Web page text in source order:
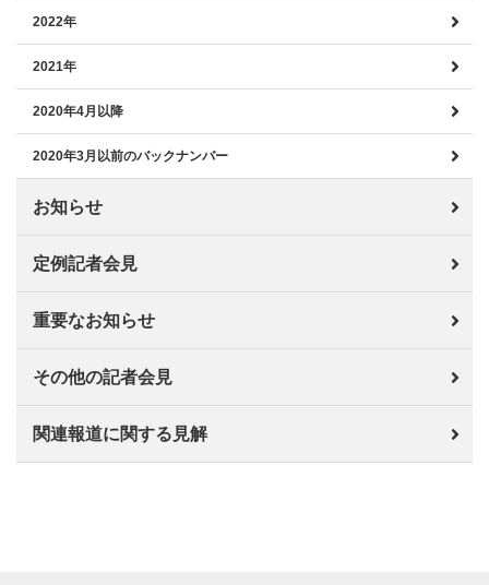
2022年
2021年
2020年4月以降
2020年3月以前のバックナンバー
お知らせ
定例記者会見
重要なお知らせ
その他の記者会見
関連報道に関する見解